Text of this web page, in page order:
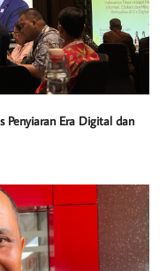
Penyiaran Era Digital dan